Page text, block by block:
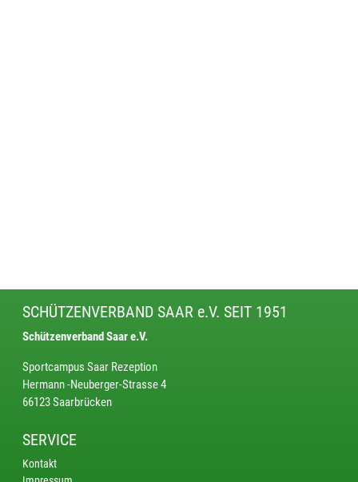
SCHÜTZENVERBAND SAAR e.V. SEIT 1951
Schützenverband Saar e.V.
Sportcampus Saar Rezeption
Hermann -Neuberger-Strasse 4
66123 Saarbrücken
SERVICE
Kontakt